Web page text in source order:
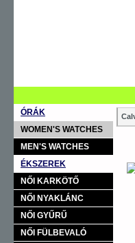
ÓRÁK
WOMEN'S WATCHES
MEN'S WATCHES
ÉKSZEREK
NŐI KARKÖTŐ
NŐI NYAKLÁNC
NŐI GYŰRŰ
NŐI FÜLBEVALÓ